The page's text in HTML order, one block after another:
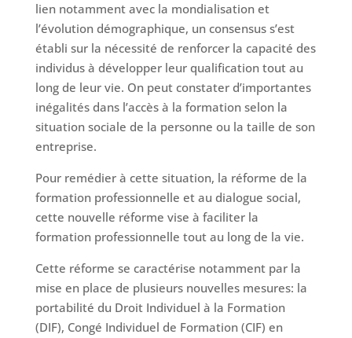
lien notamment avec la mondialisation et
l’évolution démographique, un consensus s’est
établi sur la nécessité de renforcer la capacité des
individus à développer leur qualification tout au
long de leur vie. On peut constater d’importantes
inégalités dans l’accès à la formation selon la
situation sociale de la personne ou la taille de son
entreprise.
Pour remédier à cette situation, la réforme de la
formation professionnelle et au dialogue social,
cette nouvelle réforme vise à faciliter la
formation professionnelle tout au long de la vie.
Cette réforme se caractérise notamment par la
mise en place de plusieurs nouvelles mesures: la
portabilité du Droit Individuel à la Formation
(DIF), Congé Individuel de Formation (CIF) en